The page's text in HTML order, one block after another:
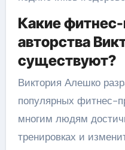
Какие
авторства
существуют?
Виктория Алешко
популярных фитнес-
многим людям
тренировках и